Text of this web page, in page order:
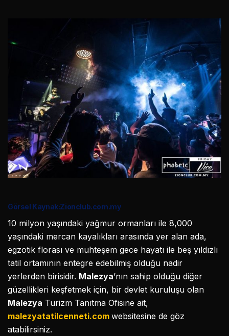
Görsel Kaynak:Zionclub.com.my
10 milyon yaşındaki yağmur ormanları ile 8,000
yaşındaki mercan kayalıkları arasında yer alan ada,
egzotik florası ve muhteşem gece hayatı ile beş yıldızlı
tatil ortamının entegre edebilmiş olduğu nadir
yerlerden birisidir. Malezya’nın sahip olduğu diğer
güzellikleri keşfetmek için, bir devlet kuruluşu olan
Malezya Turizm Tanıtma Ofisine ait,
malezyatatilcenneti.com websitesine de göz
atabilirsiniz.